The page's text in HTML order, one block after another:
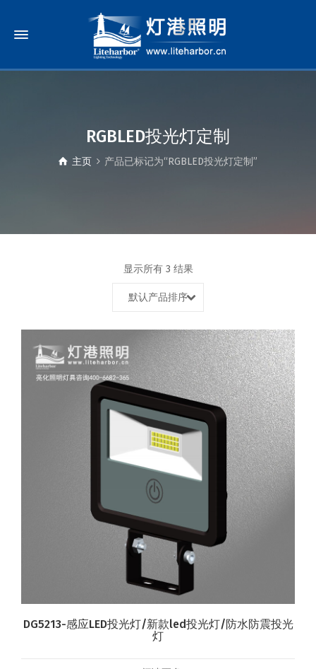
RGBLED投光灯定制
主页 产品已标记为“RGBLED投光灯定制”
显示所有 3 结果
默认产品排序
DG5213-感应LED投光灯/新款led投光灯/防水防震投光
灯